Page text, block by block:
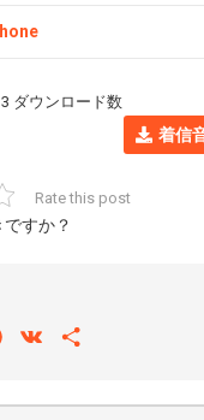
ダウンロード数
着信
Rate this post
すか？
Pinterest
VK